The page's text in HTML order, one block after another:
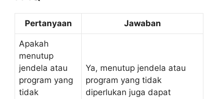
Pertanyaan Jawaban
Apakah
menutup
jendela atau
program yang
tidak
Ya, menutup jendela atau
program yang tidak
diperlukan juga dapat